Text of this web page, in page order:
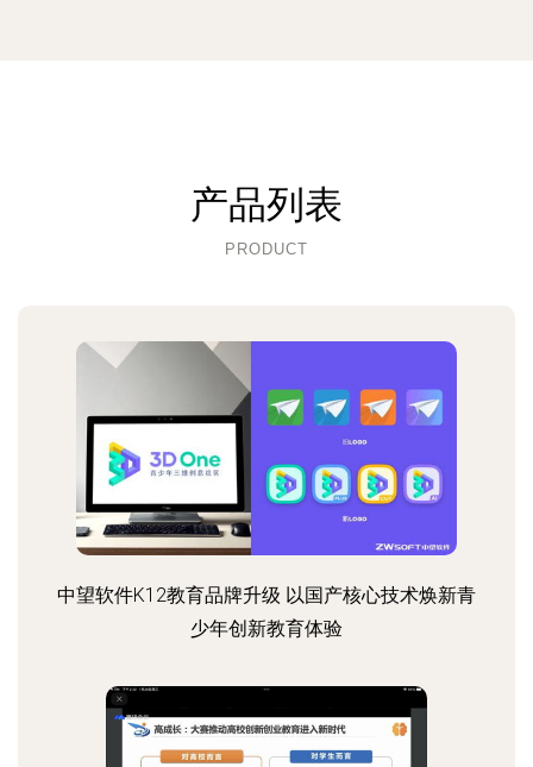
产品列表
PRODUCT
中望软件K12教育品牌升级 以国产核心技术焕新青
少年创新教育体验